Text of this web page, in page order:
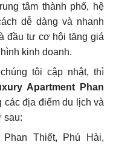
tâm thành phố, hệ
dễ dàng và nhanh
đầu tư cơ hội tăng giá
kinh doanh.
tôi cập nhật, thì
Apartment Phan
các địa điểm du lịch và
sau:
Thiết, Phú Hài,